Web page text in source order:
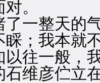
。
整天的气
睬；我本就
一般，我
维彦伫立